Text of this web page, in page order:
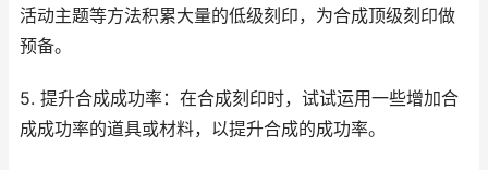
活动主题等方法积累大量的低级刻印，为合成顶级刻印做
预备。
5. 提升合成成功率：在合成刻印时，试试运用一些增加合
成成功率的道具或材料，以提升合成的成功率。